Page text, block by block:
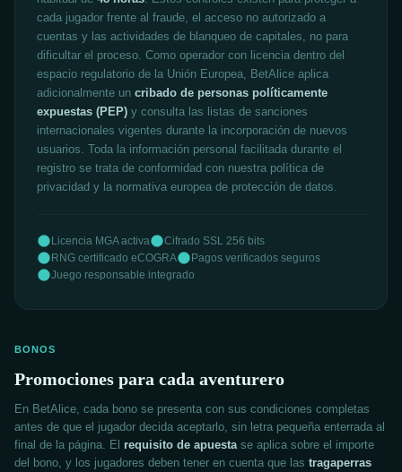
cada jugador frente al fraude, el acceso no autorizado a
cuentas y las actividades de blanqueo de capitales, no para
dificultar el proceso. Como operador con licencia dentro del
espacio regulatorio de la Unión Europea, BetAlice aplica
adicionalmente un cribado de personas políticamente
expuestas (PEP) y consulta las listas de sanciones
internacionales vigentes durante la incorporación de nuevos
usuarios. Toda la información personal facilitada durante el
registro se trata de conformidad con nuestra política de
privacidad y la normativa europea de protección de datos.
Licencia MGA activa
Cifrado SSL 256 bits
RNG certificado eCOGRA
Pagos verificados seguros
Juego responsable integrado
BONOS
Promociones para cada aventurero
En BetAlice, cada bono se presenta con sus condiciones completas
antes de que el jugador decida aceptarlo, sin letra pequeña enterrada al
final de la página. El requisito de apuesta se aplica sobre el importe
del bono, y los jugadores deben tener en cuenta que las tragaperras